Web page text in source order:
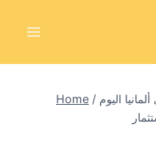
Home / اليوم